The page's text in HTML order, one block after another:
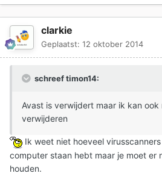
clarkie
Geplaatst: 12 oktober 2014
schreef timon14:
Avast is verwijdert maar ik kan ook
verwijderen
Ik weet niet hoeveel
computer staan hebt maar je moet er
houden.